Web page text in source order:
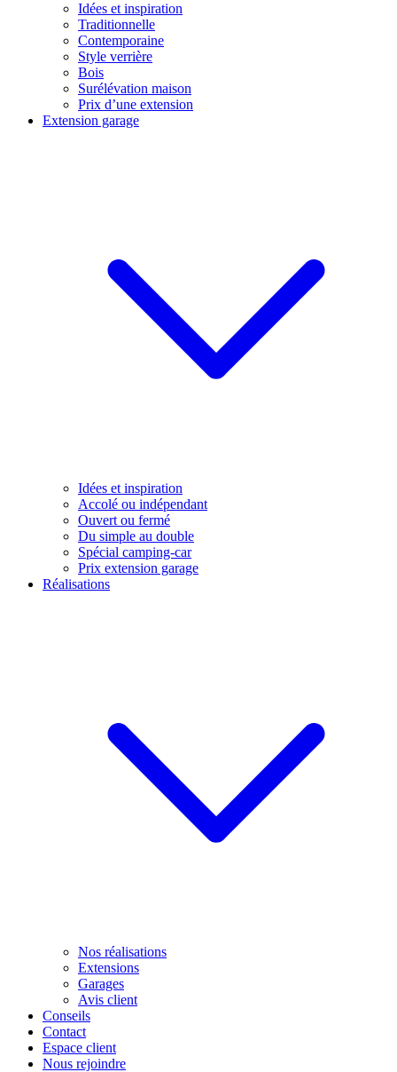
Idées et inspiration
Traditionnelle
Contemporaine
Style verrière
Bois
Surélévation maison
Prix d’une extension
Extension garage
Idées et inspiration
Accolé ou indépendant
Ouvert ou fermé
Du simple au double
Spécial camping-car
Prix extension garage
Réalisations
Nos réalisations
Extensions
Garages
Avis client
Conseils
Contact
Espace client
Nous rejoindre